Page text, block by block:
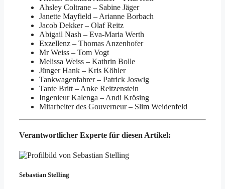
Ahsley Coltrane – Sabine Jäger
Janette Mayfield – Arianne Borbach
Jacob Dekker– Olaf Reitz
Abigail Nash – Eva-Maria Werth
Exzellenz – Thomas Anzenhofer
Mr Weiss – Tom Vogt
Melissa Weiss – Kathrin Bolle
Jünger Hank – Kris Köhler
Tankwagenfahrer– Patrick Joswig
Tante Britt – Anke Reitzenstein
Ingenieur Kalenga – Andi Krösing
Mitarbeiter des Gouverneur– Slim Weidenfeld
Verantwortlicher Experte für diesen Artikel:
Sebastian Stelling